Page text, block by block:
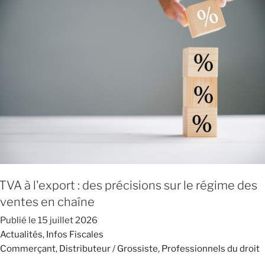
à l'export : des précisions sur le régime des
ventes en chaîne
Publié le 15 juillet 2026
Actualités, Infos Fiscales
Commerçant, Distributeur / Grossiste, Professionnels du droit